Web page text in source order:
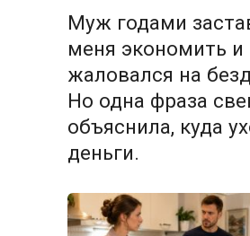
Муж годами
меня экономить и
жаловался на
Но одна фраза
объяснила, куда
деньги.